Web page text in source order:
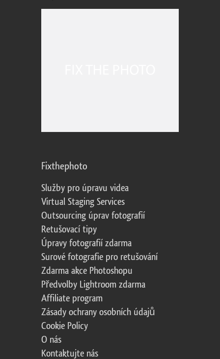
Fixthephoto
Služby pro úpravu videa
Virtual Staging Services
Outsourcing úprav fotografií
Retušovací tipy
Úpravy fotografií zdarma
Surové fotografie pro retušování
Zdarma akce Photoshopu
Předvolby Lightroom zdarma
Affiliate program
Zásady ochrany osobních údajů
Cookie Policy
O nás
Kontaktujte nás